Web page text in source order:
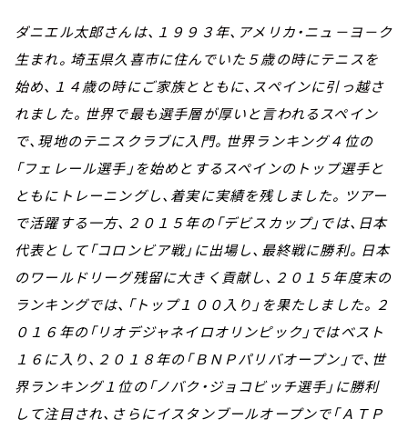
ダニエル太郎さんは、１９９３年、アメリカ・ニュ－ヨ－ク
生まれ。埼玉県久喜市に住んでいた５歳の時にテニスを
始め、１４歳の時にご家族とともに、スペインに引っ越さ
れました。世界で最も選手層が厚いと言われるスペイン
で、 現地のテニスクラブに入門。世界ランキング４位の
「フェレール選手」を始めとするスペインのトップ選手と
ともにトレーニングし、着実に実績を残しました。ツアー
で活躍する一方、２０１５年の「デビスカップ」では、日本
代表として「コロンビア戦」に出場し、最終戦に勝利。日本
のワールドリーグ残留に大きく貢献し、２０１５年度末の
ランキングでは、「トップ１００入り」を果たしました。２
０１６年の「リオデジャネイロオリンピック」ではベスト
１６に入り、２０１８年の「ＢＮＰパリバオープン」で、世
界ランキング１位の「ノバク・ジョコビッチ選手」に勝利
して注目され、さらにイスタンブールオープンで「ＡＴＰ